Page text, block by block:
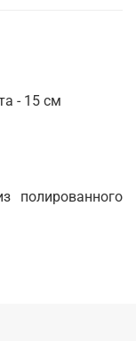
- 15 см
полированного